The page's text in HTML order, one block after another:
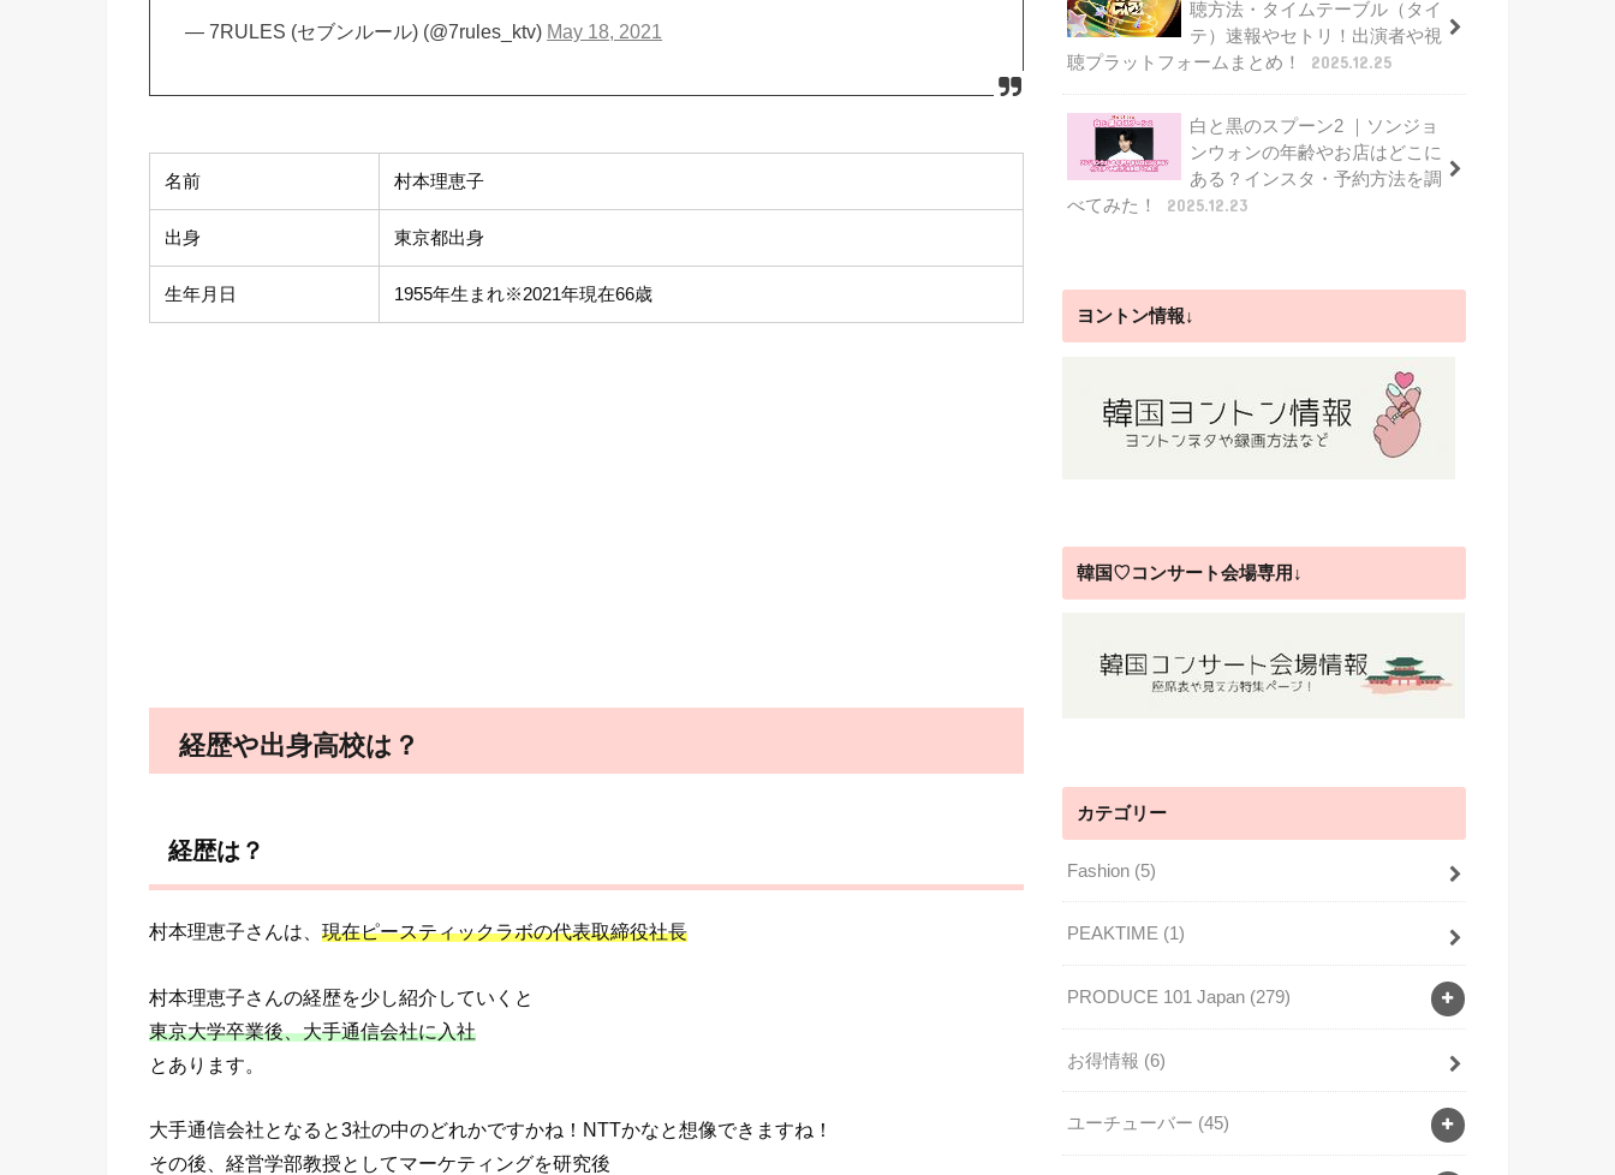
— 7RULES (セブンルール) (@7rules_ktv) May 18, 2021
名前 村本理恵子
出身 東京都出身
生年月日 1955年生まれ※2021年現在66歳
経歴や出身高校は？
経歴は？
村本理恵子さんは、 現在ピースティックラボの代表取締役社長
村本理恵子さんの経歴を少し紹介していくと
東京大学卒業後、大手通信会社に入社
とあります。
大手通信会社となると3社の中のどれかですかね！NTTかなと想像できますね！
その後、経営学部教授としてマーケティングを研究後
聴方法・タイムテーブル（タイ
テ）速報やセトリ！出演者や視
聴プラットフォームまとめ！
2025.12.25
白と黒のスプーン2 ｜ソンジョ
ンウォンの年齢やお店はどこに
ある？インスタ・予約方法を調
べてみた！
2025.12.23
ヨントン情報↓
韓国♡コンサート会場専用↓
カテゴリー
Fashion (5)
PEAKTIME (1)
PRODUCE 101 Japan (279)
お得情報 (6)
ユーチューバー (45)